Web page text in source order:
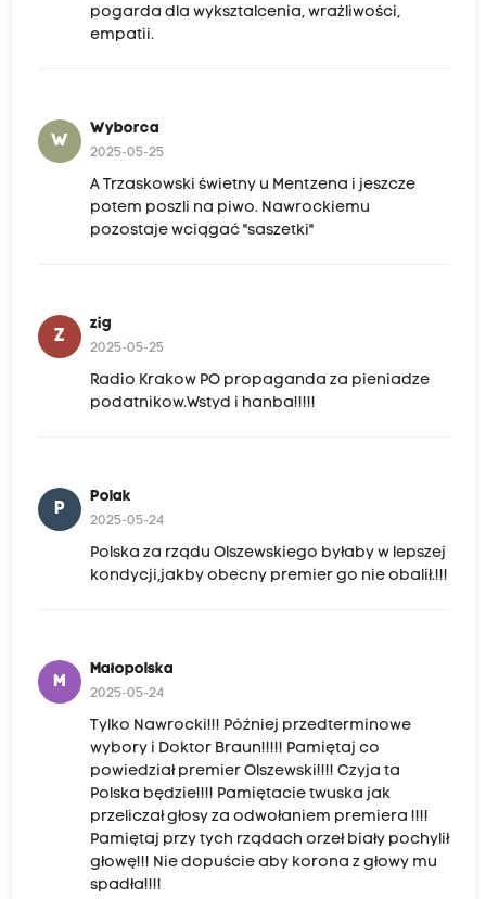
pogarda dla wyksztalcenia, wrażliwości,
empatii.
W
Wyborca
2025-05-25
A Trzaskowski świetny u Mentzena i jeszcze
potem poszli na piwo. Nawrockiemu
pozostaje wciągać "saszetki"
Z
zig
2025-05-25
Radio Krakow PO propaganda za pieniadze
podatnikow.Wstyd i hanba!!!!!
P
Polak
2025-05-24
Polska za rządu Olszewskiego byłaby w lepszej
kondycji,jakby obecny premier go nie obalił.!!!
M
Małopolska
2025-05-24
Tylko Nawrocki!!! Później przedterminowe
wybory i Doktor Braun!!!!! Pamiętaj co
powiedział premier Olszewski!!!! Czyja ta
Polska będzie!!!! Pamiętacie twuska jak
przeliczał głosy za odwołaniem premiera !!!!
Pamiętaj przy tych rządach orzeł biały pochylił
głowę!!! Nie dopuście aby korona z głowy mu
spadła!!!!